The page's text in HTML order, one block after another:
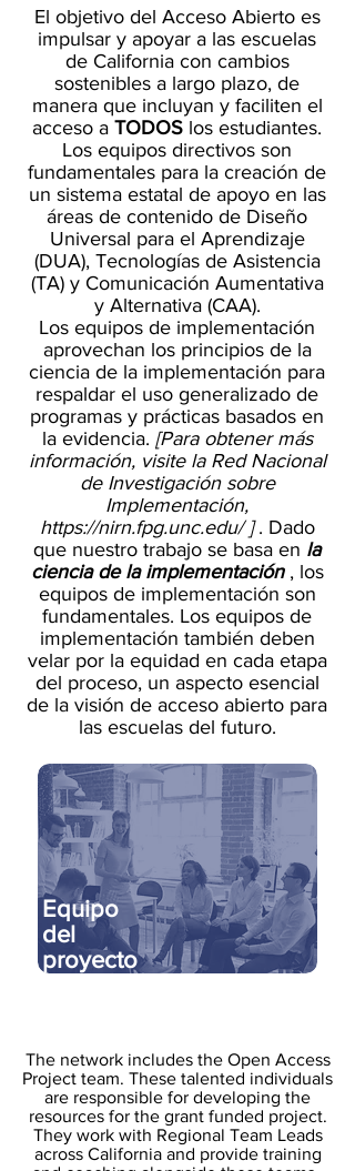
El objetivo del Acceso Abierto es
impulsar y apoyar a las escuelas
de California con cambios
sostenibles a largo plazo, de
manera que incluyan y faciliten el
acceso a TODOS los estudiantes.
Los equipos directivos son
fundamentales para la creación de
un sistema estatal de apoyo en las
áreas de contenido de Diseño
Universal para el Aprendizaje
(DUA), Tecnologías de Asistencia
(TA) y Comunicación Aumentativa
y Alternativa (CAA).
Los equipos de implementación
aprovechan los principios de la
ciencia de la implementación para
respaldar el uso generalizado de
programas y prácticas basados en
la evidencia. [Para obtener más
información, visite la Red Nacional
de Investigación sobre
Implementación,
https://nirn.fpg.unc.edu/]. Dado
que nuestro trabajo se basa en la
ciencia de la implementación, los
equipos de implementación son
fundamentales. Los equipos de
implementación también deben
velar por la equidad en cada etapa
del proceso, un aspecto esencial
de la visión de acceso abierto para
las escuelas del futuro.
Equipo
del
proyecto
The network includes the Open Access
Project team. These talented individuals
are responsible for developing the
resources for the grant funded project.
They work with Regional Team Leads
across California and provide training